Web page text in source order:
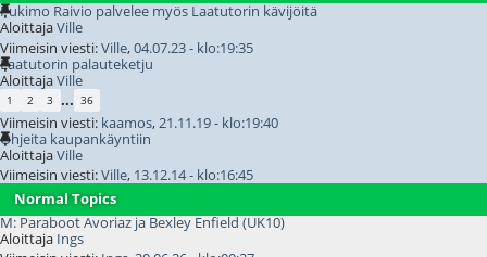
Pukimo Raivio palvelee myös Laatutorin kävijöitä
AloittajaVille
Viimeisin viesti:Ville,04.07.23 - klo:19:35
Laatutorin palauteketju
AloittajaVille
1 2 3 ... 36
Viimeisin viesti: kaamos,21.11.19 - klo:19:40
Ohjeita kaupankäyntiin
AloittajaVille
Viimeisin viesti:Ville, 13.12.14 - klo:16:45
Normal Topics
M: Paraboot Avoriaz ja Bexley Enfield (UK10)
Aloittaja Ings